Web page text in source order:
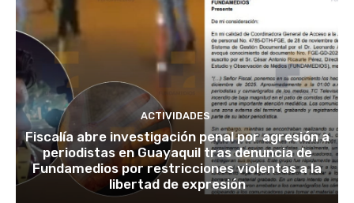
ACTIVIDADES
Fiscalía abre investigación penal por agresión a
periodistas en Guayaquil tras denuncia de
Fundamedios por restricciones violentas a la
libertad de expresión